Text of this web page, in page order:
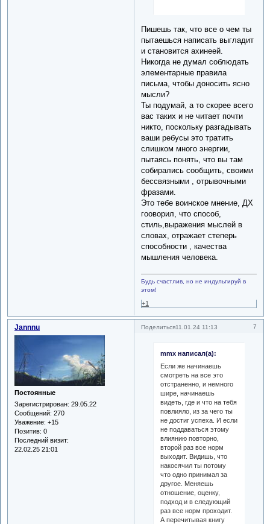
Пишешь так, что все о чем ты
пытаешься написать выгладит
и становится ахинеей.
Никогда не думал соблюдать
элементарные правила
письма, чтобы доносить ясно
мысли?
Ты подумай, а то скорее всего
вас таких и не читает почти
никто, поскольку разгадывать
ваши ребусы это тратить
слишком много энергии,
пытаясь понять, что вы там
собирались сообщить, своими
бессвязными , отрывочными
фразами.
Это тебе воинское мнение, ДХ
гооворил, что способ,
стиль,выражения мыслей в
словах, отражает степерь
способности , качества
мышления человека.
Будь счастлив, но не индульгируй в
этом!
+1
Поделиться 7
11.01.24 11:13
Jannnu
Постоянные
Зарегистрирован: 29.05.22
Сообщений: 270
Уважение: +15
Позитив: 0
Последний визит:
22.02.25 21:01
mmx написал(а):
Если же начинаешь
смотреть на все это
отстраненно, и немного
шире, начинаешь
видеть, где и что на тебя
повлияло, из за чего ты
не достиг успеха. И если
не поддаваться этому
влиянию повторно,
второй раз все норм
выходит. Видишь, что
накосячил ты потому
что одно принимал за
другое. Меняешь
отношение, оценку,
подход и в следующий
раз все норм проходит.
А перечитывая книгу